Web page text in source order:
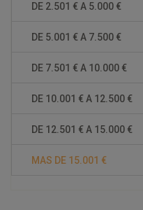
DE 2.501 € A 5.000 €
DE 5.001 € A 7.500 €
DE 7.501 € A 10.000 €
DE 10.001 € A 12.500 €
DE 12.501 € A 15.000 €
MAS DE 15.001 €